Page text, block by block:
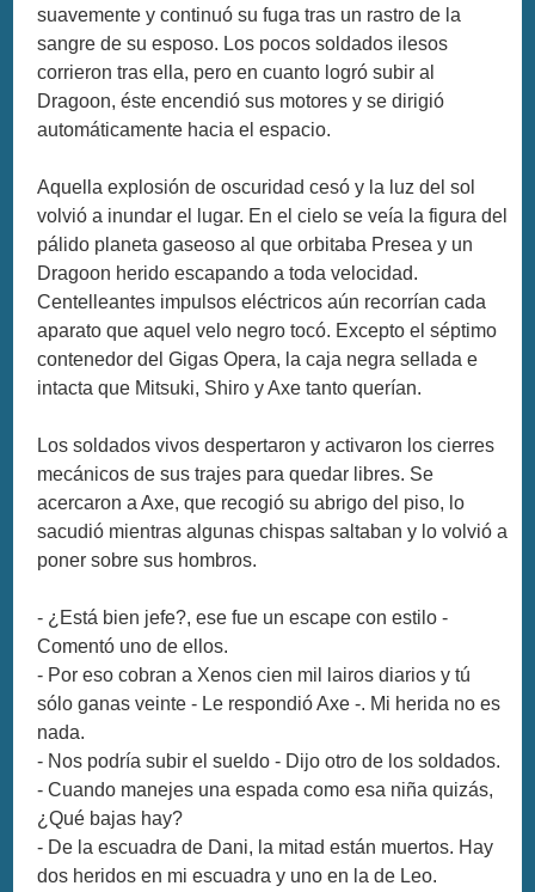
suavemente y continuó su fuga tras un rastro de la
sangre de su esposo. Los pocos soldados ilesos
corrieron tras ella, pero en cuanto logró subir al
Dragoon, éste encendió sus motores y se dirigió
automáticamente hacia el espacio.
Aquella explosión de oscuridad cesó y la luz del sol
volvió a inundar el lugar. En el cielo se veía la figura del
pálido planeta gaseoso al que orbitaba Presea y un
Dragoon herido escapando a toda velocidad.
Centelleantes impulsos eléctricos aún recorrían cada
aparato que aquel velo negro tocó. Excepto el séptimo
contenedor del Gigas Opera, la caja negra sellada e
intacta que Mitsuki, Shiro y Axe tanto querían.
Los soldados vivos despertaron y activaron los cierres
mecánicos de sus trajes para quedar libres. Se
acercaron a Axe, que recogió su abrigo del piso, lo
sacudió mientras algunas chispas saltaban y lo volvió a
poner sobre sus hombros.
- ¿Está bien jefe?, ese fue un escape con estilo -
Comentó uno de ellos.
- Por eso cobran a Xenos cien mil lairos diarios y tú
sólo ganas veinte - Le respondió Axe -. Mi herida no es
nada.
- Nos podría subir el sueldo - Dijo otro de los soldados.
- Cuando manejes una espada como esa niña quizás,
¿Qué bajas hay?
- De la escuadra de Dani, la mitad están muertos. Hay
dos heridos en mi escuadra y uno en la de Leo.